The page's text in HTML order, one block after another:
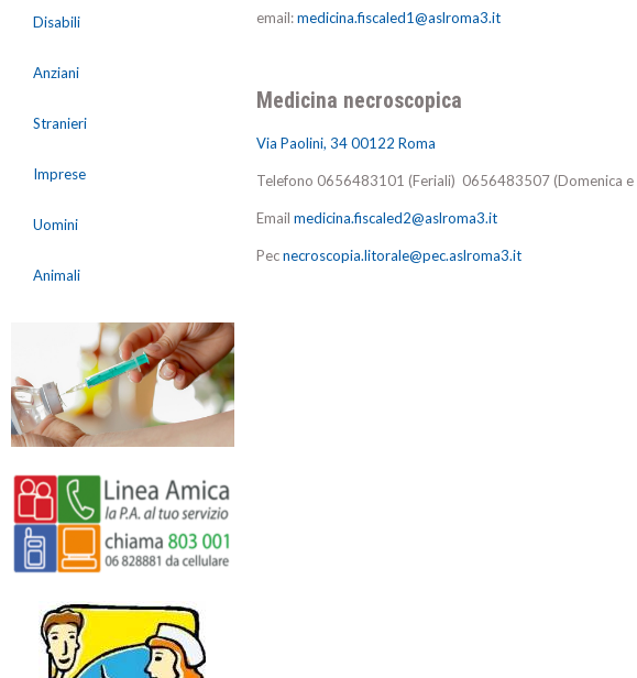
Disabili
Anziani
Stranieri
Imprese
Uomini
Animali
email:medicina.fiscaled1@aslroma3.it
Medicina necroscopica
Via Paolini, 34 00122 Roma
Telefono 0656483101 (Feriali) 0656483507 (Domenica e
Email medicina.fiscaled2@aslroma3.it
Pecnecroscopia.litorale@pec.aslroma3.it